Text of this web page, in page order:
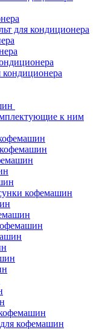
для кондиционера
к ним
кофемашин
кофемашин